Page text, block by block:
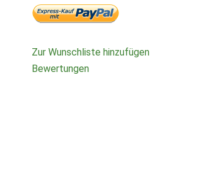
Zur Wunschliste hinzufügen
Bewertungen